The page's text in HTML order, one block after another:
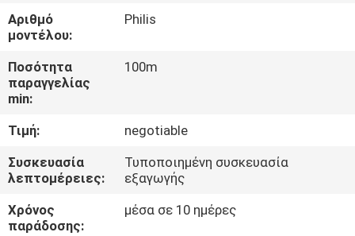
ΠΟΙΟΤΙΚΌΣ
ΈΛΕΓΧΟΣ
ΕΛΆΤΕ
ΣΕ
ΕΠΑΦΉ
ΜΕ
Αριθμό
μοντέλου:
Philis
Ποσότητα
παραγγελίας
min:
100m
Τιμή:
negotiable
Συσκευασία
λεπτομέρειες:
Τυποποιημένη συσκευασία
εξαγωγής
Χρόνος
παράδοσης:
μέσα σε 10 ημέρες